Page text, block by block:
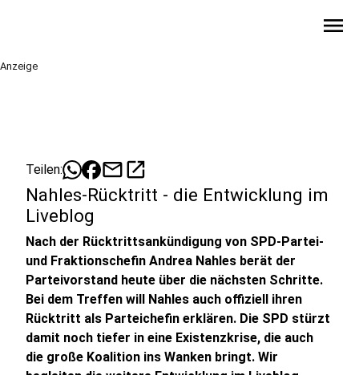
menu
Anzeige
Teilen: mailopen_in_new
Nahles-Rücktritt - die Entwicklung im
Liveblog
Nach der Rücktrittsankündigung von SPD-Partei-
und Fraktionschefin Andrea Nahles berät der
Parteivorstand heute über die nächsten Schritte.
Bei dem Treffen will Nahles auch offiziell ihren
Rücktritt als Parteichefin erklären. Die SPD stürzt
damit noch tiefer in eine Existenzkrise, die auch
die große Koalition ins Wanken bringt. Wir